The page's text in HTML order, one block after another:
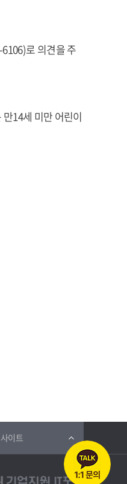
로 의견을 주
14세 미만 어린이
이트